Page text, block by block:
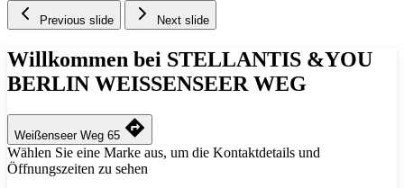
Previous slide Next slide
Willkommen bei STELLANTIS &YOU
BERLIN WEISSENSEER WEG
Weißenseer Weg 65
Wählen Sie eine Marke aus, um die Kontaktdetails und
Öffnungszeiten zu sehen